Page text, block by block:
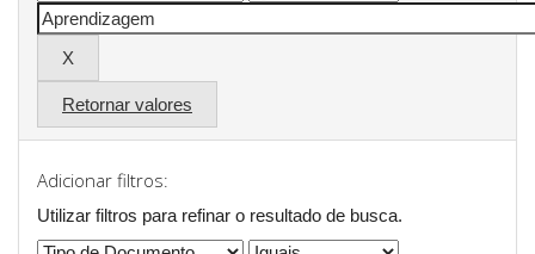
Retornar valores
Adicionar filtros:
Utilizar filtros para refinar o resultado de busca.